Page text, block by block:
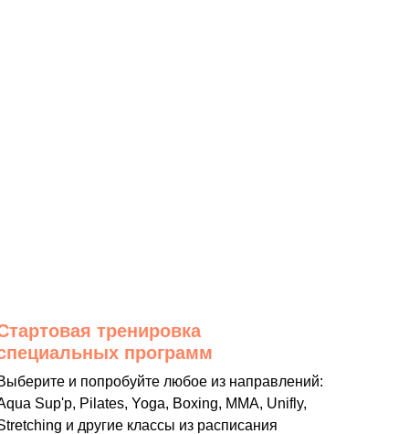
тренировка
программ
и попробуйте любое из направлений:
Sup'p, Pilates, Yoga, Boxing, MMA, Unifly,
и другие классы из расписания